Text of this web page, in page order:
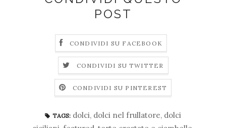
POST
CONDIVIDI SU FACEBOOK
CONDIVIDI SU TWITTER
CONDIVIDI SU PINTEREST
TAGS: dolci, dolci nel frullatore, dolci